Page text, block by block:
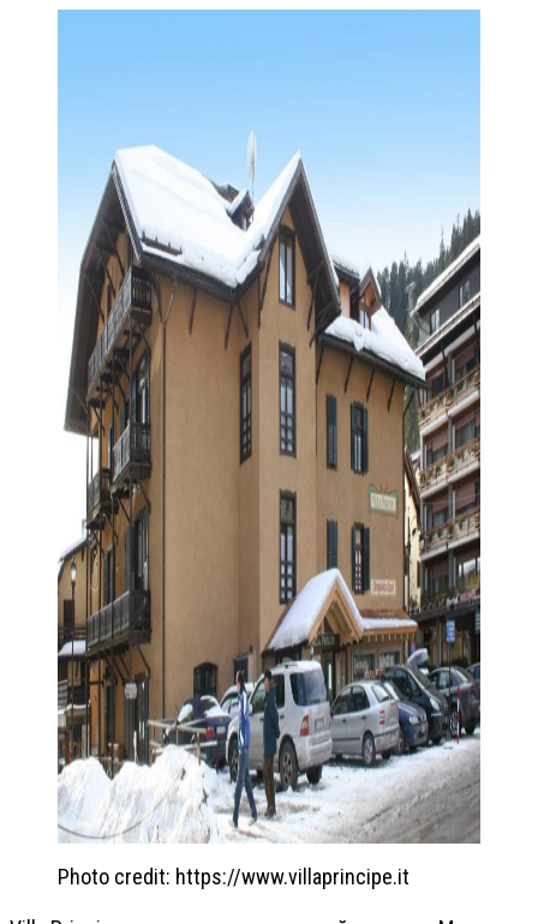
Photo credit: https://www.villaprincipe.it